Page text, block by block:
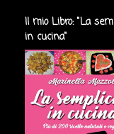
Il mio Libro: "La
in cucina"